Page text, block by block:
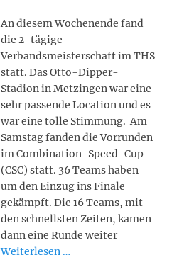
An diesem Wochenende fand
die 2-tägige
Verbandsmeisterschaft im THS
statt. Das Otto-Dipper-
Stadion in Metzingen war eine
sehr passende Location und es
war eine tolle Stimmung. Am
Samstag fanden die Vorrunden
im Combination-Speed-Cup
(CSC) statt. 36 Teams haben
um den Einzug ins Finale
gekämpft. Die 16 Teams, mit
den schnellsten Zeiten, kamen
dann eine Runde weiter
Weiterlesen …